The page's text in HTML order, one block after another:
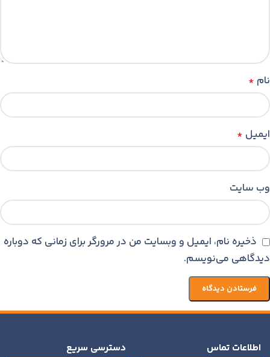
نام *
ایمیل *
وب‌ سایت
ذخیره نام، ایمیل و وبسایت من در مرورگر برای زمانی که دوباره
دیدگاهی می‌نویسم.
اطلاعات تماس دسترسی سریع